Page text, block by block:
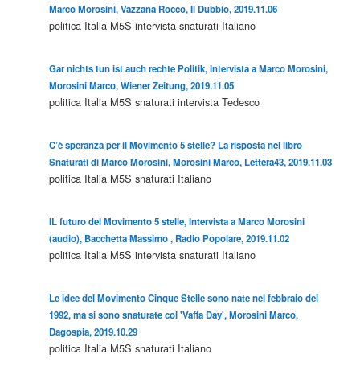
Marco Morosini, Vazzana Rocco, Il Dubbio, 2019.11.06
politica Italia M5S intervista snaturati Italiano
Gar nichts tun ist auch rechte Politik, Intervista a Marco Morosini,
Morosini Marco, Wiener Zeitung, 2019.11.05
politica Italia M5S snaturati intervista Tedesco
C’è speranza per il Movimento 5 stelle? La risposta nel libro
Snaturati di Marco Morosini, Morosini Marco, Lettera43, 2019.11.03
politica Italia M5S snaturati Italiano
IL futuro del Movimento 5 stelle, Intervista a Marco Morosini
(audio), Bacchetta Massimo , Radio Popolare, 2019.11.02
politica Italia M5S intervista snaturati Italiano
Le idee del Movimento Cinque Stelle sono nate nel febbraio del
1992, ma si sono snaturate col 'Vaffa Day', Morosini Marco,
Dagospia, 2019.10.29
politica Italia M5S snaturati Italiano